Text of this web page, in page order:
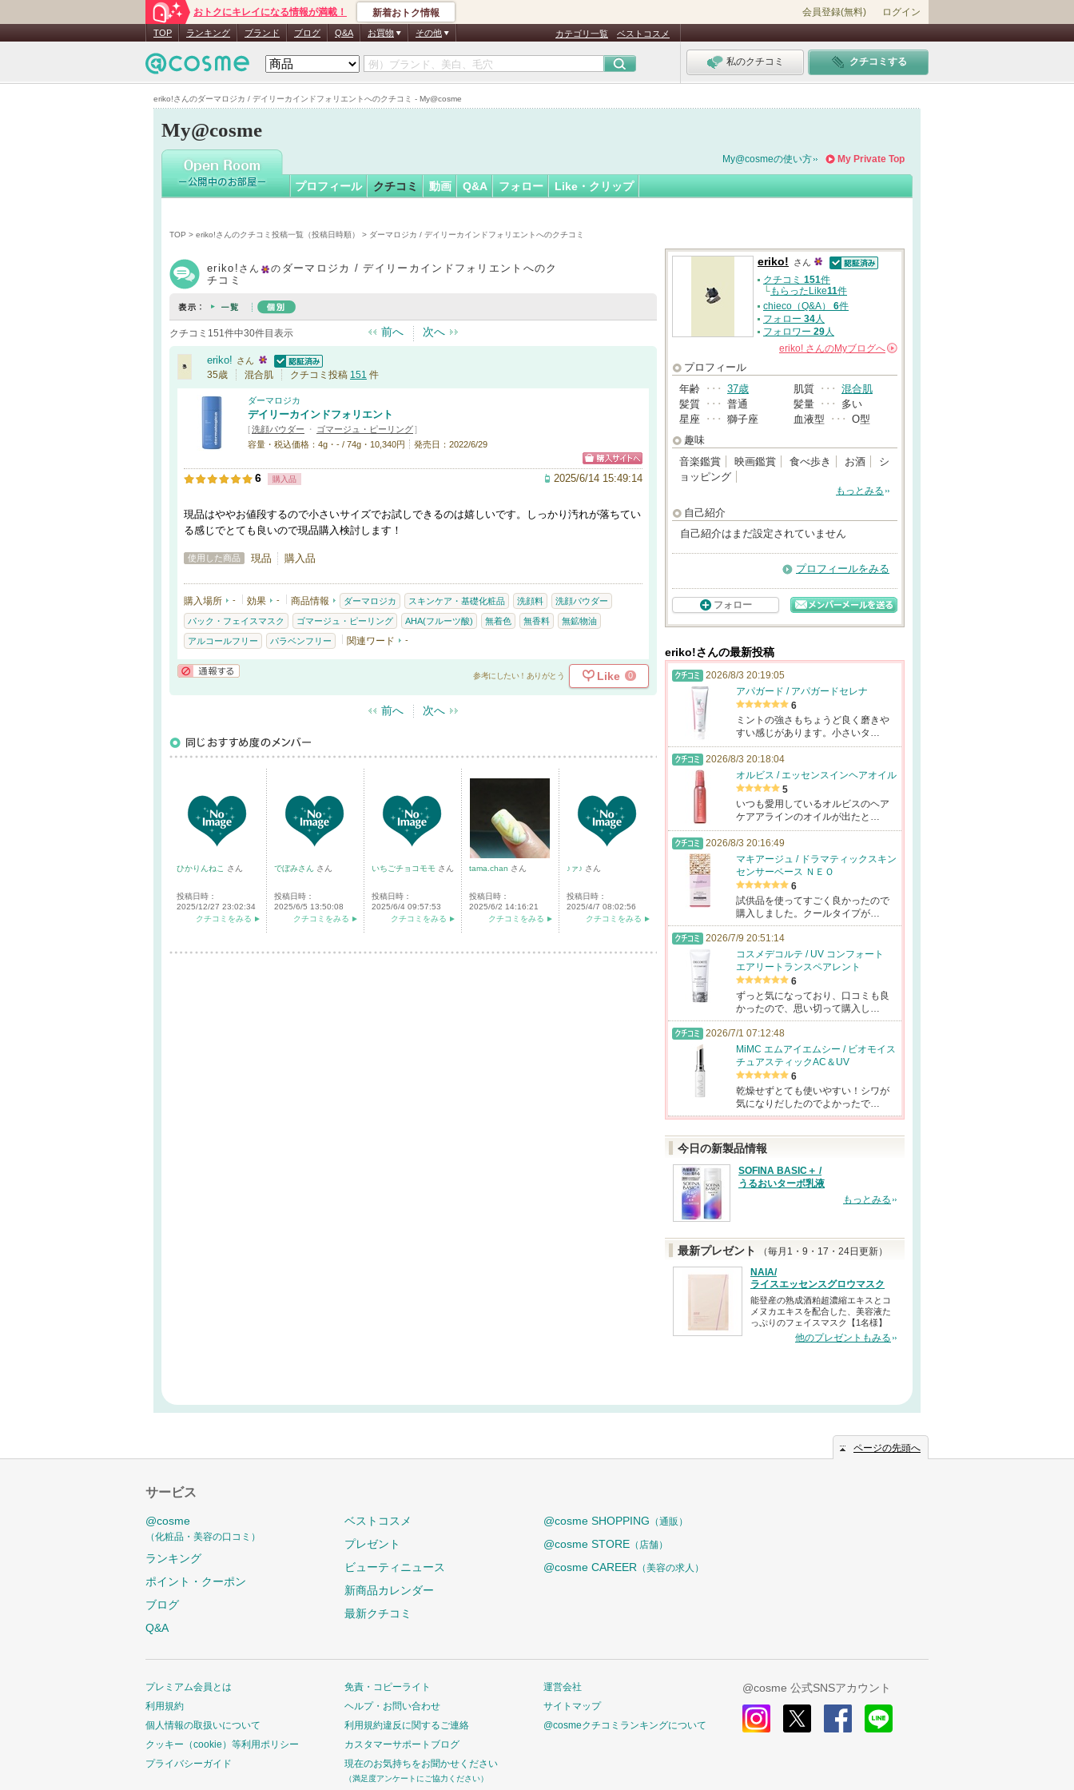
eriko!さんのダーマロジカ / デイリーカインドフォリエントへのクチコミ - My@cosme
おトクにキレイになる情報が満載！ 新着おトク情報 会員登録(無料) ログイン
TOP ランキング ブランド ブログ Q&A お買物 その他 カテゴリ一覧 ベストコスメ
私のクチコミ クチコミする
My@cosme
eriko!さん
認
証
My Private Top
My@cosmeの使い方
プロフィール クチコミ 動画 Q&A フォロー Like・クリップ
TOP > eriko!さんのクチコミ投稿一覧（投稿日時順） > ダーマロジカ / デイリーカインドフォリエントへのクチコミ
eriko! さん の ダーマロジカ / デイリーカインドフォリエントへのク
チコミ
クチコミ151件中30件目表示 前へ 次へ
eriko! さん
認証済
35歳 混合肌 クチコミ投稿 151 件
ダーマロジカ
デイリーカインドフォリエント
[洗顔パウダー ・ ゴマージュ・ピーリング]
容量・税込価格：4g・- / 74g・10,340円
発売日：2022/6/29
6 購入品 2025/6/14 15:49:14
現品はややお値段するので小さいサイズでお試しできるのは嬉しいです。しっかり汚れが落ちてい
る感じでとても良いので現品購入検討します！
使用した商品 現品 購入品
購入場所 - 効果 - 商品情報 ダーマロジカ スキンケア・基礎化粧品 洗顔料 洗顔パウダー
パック・フェイスマスク ゴマージュ・ピーリング AHA(フルーツ酸) 無着色 無香料 無鉱物油
アルコールフリー パラベンフリー 関連ワード -
参考にしたい！ありがとう Like 0
前へ 次へ
ひかりんねこ さん
投稿日時：
2025/12/27 23:02:34
クチコミをみる
でぼみさん さん
投稿日時：
2025/6/5 13:50:08
クチコミをみる
いちごチョコモモ さん
投稿日時：
2025/6/4 09:57:53
クチコミをみる
tama.chan さん
投稿日時：
2025/6/2 14:16:21
クチコミをみる
♪ァ♪ さん
投稿日時：
2025/4/7 08:02:56
クチコミをみる
eriko!
さん
クチコミ 151件
└もらったLike11件
chieco（Q&A） 6件
フォロー 34人
フォロワー 29人
eriko! さんのMyブログへ
プロフィール
年齢 ･･･ 37歳 肌質 ･･･ 混合肌
髪質 ･･･ 普通 髪量 ･･･
多い
星座 ･･･ 獅子座 血液型 ･･･ O型
趣味
音楽鑑賞
映画鑑賞 食べ歩き お酒
シ
ョッピング
もっとみる
自己紹介
自己紹介はまだ設定されていません
プロフィールをみる
フォロー
eriko!さんの最新投稿
2026/8/3 20:19:05
アパガード / アパガードセレナ
6
ミントの強さもちょうど良く磨きや
すい感じがあります。小さいタ…
2026/8/3 20:18:04
オルビス / エッセンスインヘアオイル
5
いつも愛用しているオルビスのヘア
ケアアラインのオイルが出たと…
2026/8/3 20:16:49
マキアージュ / ドラマティックスキン
センサーベース ＮＥＯ
6
試供品を使ってすごく良かったので
購入しました。クールタイプが…
2026/7/9 20:51:14
コスメデコルテ / UV コンフォート
エアリートランスペアレント
6
ずっと気になっており、口コミも良
かったので、思い切って購入し…
2026/7/1 07:12:48
MiMC エムアイエムシー / ビオモイス
チュアスティックAC＆UV
6
乾燥せずとても使いやすい！シワが
気になりだしたのでよかったで…
今日の新製品情報
SOFINA BASIC＋ /
うるおいターボ乳液
もっとみる
最新プレゼント
（毎月1・9・17・24日更新）
NAIA/
ライスエッセンスグロウマスク
能登産の熟成酒粕超濃縮エキスとコ
メヌカエキスを配合した、美容液た
っぷりのフェイスマスク【1名様】
他のプレゼントもみる
ページの先頭へ
サービス
@cosme
（化粧品・美容の口コミ）
ランキング
ポイント・クーポン
ブログ
Q&A
ベストコスメ
プレゼント
ビューティニュース
新商品カレンダー
最新クチコミ
@cosme SHOPPING （通販）
@cosme STORE （店舗）
@cosme CAREER （美容の求人）
プレミアム会員とは
利用規約
個人情報の取扱いについて
クッキー（cookie）等利用ポリシー
プライバシーガイド
免責・コピーライト
ヘルプ・お問い合わせ
利用規約違反に関するご連絡
カスタマーサポートブログ
現在のお気持ちをお聞かせください
（満足度アンケートにご協力ください）
運営会社
サイトマップ
@cosmeクチコミランキングについて
@cosme 公式SNSアカウント